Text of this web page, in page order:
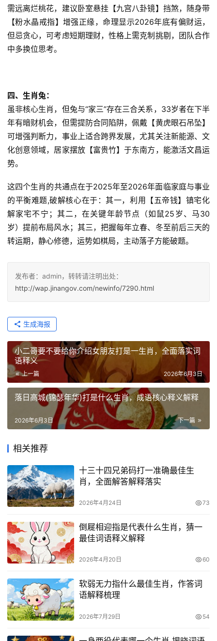
需远离烂桃花，建议卧室悬挂【九宫八卦镜】挡煞，随身带
【粉水晶戒指】增强正缘，命理显示2026年底有偏财运，
但忌贪心，可考虑短期理财，性格上需克制挑剔，团队合作
中多换位思考。
四、生肖兔：
虽非核心生肖，但兔与“家三”存在三合关系，33岁者在下半
年有暗财机会，但需提防合同陷阱，佩戴【黄虎眼石吊坠】
可增强判断力，事业上适合跨界发展，尤其关注新能源、文
化创意领域，居家摆放【富贵竹】于东南方，能激活文昌运
势。
这四个生肖的共通点在于2025年至2026年面临家庭与事业
的平衡难题,破解核心在于：其一，利用【五帝钱】镇宅化
解家宅不宁；其二，在关键年龄节点（如鼠25岁、马30
岁）提前布局风水；其三，把握每年立春、冬至前后三天的
转运期，静心修德，运势如棋局，主动落子方能破题。
发布者：admin，转转请注明出处：
http://wap.jinangov.com/newinfo/7290.html
生成海报
小二哥要不要给你介绍女朋友打是一生肖，全面落实词
语释义
上一篇 2026年6月3日
落日高城(锦瑟年华)打是什么生肖，成语核心释义解释
下一篇
2026年6月3日
相关推荐
十三十四兄弟码打一准确最佳生
肖，全面解答解释落实
2026年4月24日 73
倒屣相迎指是代表什么生肖，猜一
最佳词语释义解释
2026年4月20日 60
软弱无力指什么最佳生肖，作答词
语解释梳理
2026年7月29日 54